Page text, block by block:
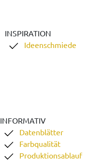
INSPIRATION
Ideenschmiede
INFORMATIV
Datenblätter
Farbqualität
Produktionsablauf